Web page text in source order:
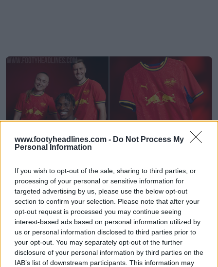
www.footyheadlines.com - Do Not Process My
Personal Information
If you wish to opt-out of the sale, sharing to third parties, or
processing of your personal or sensitive information for
targeted advertising by us, please use the below opt-out
section to confirm your selection. Please note that after your
opt-out request is processed you may continue seeing
interest-based ads based on personal information utilized by
us or personal information disclosed to third parties prior to
your opt-out. You may separately opt-out of the further
disclosure of your personal information by third parties on the
IAB’s list of downstream participants. This information may
Se desvela la camiseta visitante del RB Leipzig
26-27: un homenaje al Jardín Botánico de Leipzig
30 31 0 442 1h